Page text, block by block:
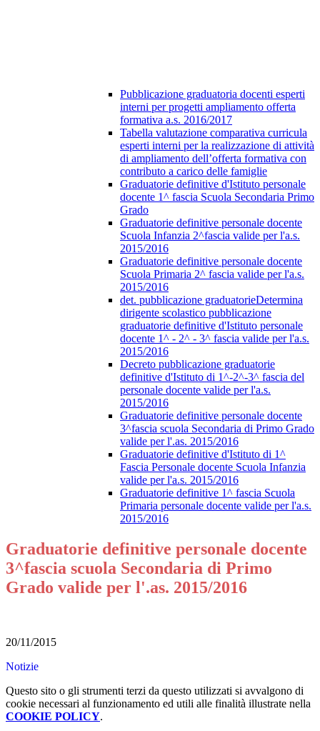
Pubblicazione graduatoria docenti esperti
interni per progetti ampliamento offerta
formativa a.s. 2016/2017
Tabella valutazione comparativa curricula
esperti interni per la realizzazione di attività
di ampliamento dell’offerta formativa con
contributo a carico delle famiglie
Graduatorie definitive d'Istituto personale
docente 1^ fascia Scuola Secondaria Primo
Grado
Graduatorie definitive personale docente
Scuola Infanzia 2^fascia valide per l'a.s.
2015/2016
Graduatorie definitive personale docente
Scuola Primaria 2^ fascia valide per l'a.s.
2015/2016
det. pubblicazione graduatorieDetermina
dirigente scolastico pubblicazione
graduatorie definitive d'Istituto personale
docente 1^ - 2^ - 3^ fascia valide per l'a.s.
2015/2016
Decreto pubblicazione graduatorie
definitive d'Istituto di 1^-2^-3^ fascia del
personale docente valide per l'a.s.
2015/2016
Graduatorie definitive personale docente
3^fascia scuola Secondaria di Primo Grado
valide per l'.as. 2015/2016
Graduatorie definitive d'Istituto di 1^
Fascia Personale docente Scuola Infanzia
valide per l'a.s. 2015/2016
Graduatorie definitive 1^ fascia Scuola
Primaria personale docente valide per l'a.s.
2015/2016
Graduatorie definitive personale docente
3^fascia scuola Secondaria di Primo
Grado valide per l'.as. 2015/2016
20/11/2015
Notizie
Questo sito o gli strumenti terzi da questo utilizzati si avvalgono di
cookie necessari al funzionamento ed utili alle finalità illustrate nella
COOKIE POLICY.